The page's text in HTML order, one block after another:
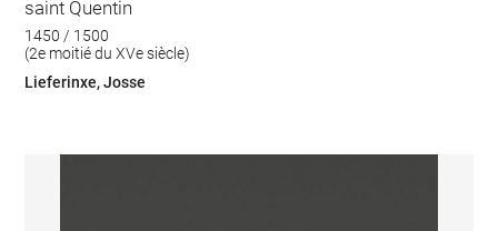
saint Quentin
1450 / 1500
(2e moitié du XVe siècle)
Lieferinxe, Josse